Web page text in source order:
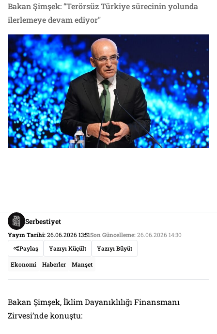
Bakan Şimşek: “Terörsüz Türkiye sürecinin yolunda
ilerlemeye devam ediyor"
Serbestiyet
Yayın Tarihi:26.06.2026 13:51Son Güncelleme:26.06.2026 14:30
Paylaş
Yazıyı Küçült Yazıyı Büyüt
Ekonomi Haberler Manşet
Bakan Şimşek, İklim Dayanıklılığı Finansmanı
Zirvesi’nde konuştu: